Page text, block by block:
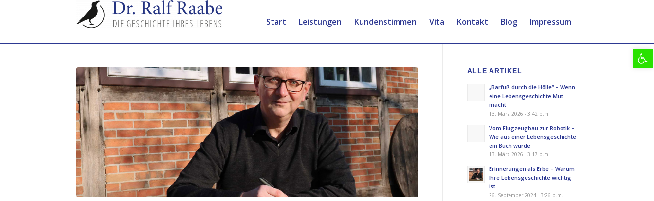
Start Leistungen Kundenstimmen Vita Kontakt Blog Impressum
ALLE ARTIKEL
„Barfuß durch die Hölle“ – Wenn
eine Lebensgeschichte Mut
macht
13. März 2026 - 3:42 p.m.
Vom Flugzeugbau zur Robotik –
Wie aus einer Lebensgeschichte
ein Buch wurde
13. März 2026 - 3:17 p.m.
Erinnerungen als Erbe – Warum
Ihre Lebensgeschichte wichtig
ist
26. September 2024 - 3:26 p.m.